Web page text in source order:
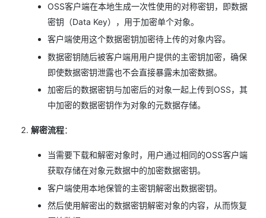
OSS客户端在本地生成一次性使用的对称密钥，即数据
密钥（Data Key），用于加密单个对象。
客户端使用这个数据密钥加密待上传的对象内容。
数据密钥随后被客户端用用户提供的主密钥加密，确保
即使数据密钥泄露也不会直接暴露未加密数据。
加密后的数据密钥与加密后的对象一起上传到OSS，其
中加密的数据密钥作为对象的元数据存储。
解密流程：
当需要下载和解密对象时，用户通过相同的OSS客户端
获取存储在对象元数据中的加密数据密钥。
客户端使用本地保管的主密钥解密出数据密钥。
然后使用解密出的数据密钥解密对象的内容，从而恢复